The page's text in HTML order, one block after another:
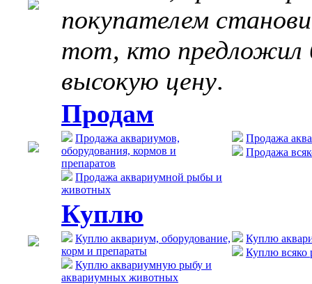
покупателем
тот, кто предложил
высокую цену.
Продам
Продажа аквариумов,
оборудования, кормов и
препаратов
Продажа аквариумной рыбы и
животных
Продажа
Продажа
Куплю
Куплю аквариум, оборудование,
корм и препараты
Куплю аквариумную рыбу и
аквариумных животных
Куплю
Куплю всяко